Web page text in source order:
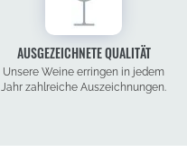
AUSGEZEICHNETE QUALITÄT
Unsere Weine erringen in jedem
Jahr zahlreiche Auszeichnungen.